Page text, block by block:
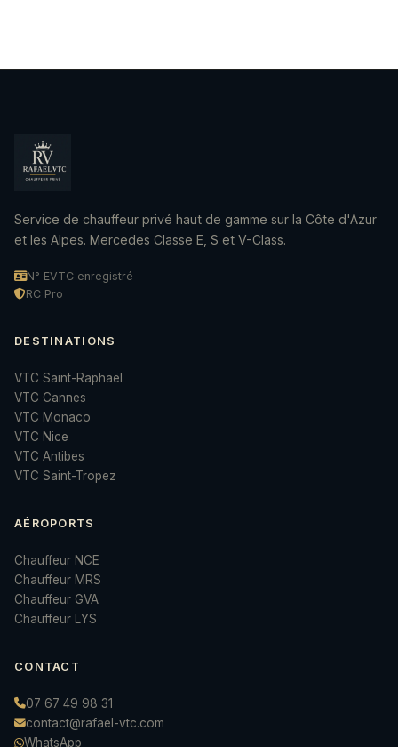
Service de chauffeur privé haut de gamme sur la Côte d'Azur
et les Alpes. Mercedes Classe E, S et V-Class.
N° EVTC enregistré
RC Pro
DESTINATIONS
VTC Saint-Raphaël
VTC Cannes
VTC Monaco
VTC Nice
VTC Antibes
VTC Saint-Tropez
AÉROPORTS
Chauffeur NCE
Chauffeur MRS
Chauffeur GVA
Chauffeur LYS
CONTACT
07 67 49 98 31
contact@rafael-vtc.com
WhatsApp